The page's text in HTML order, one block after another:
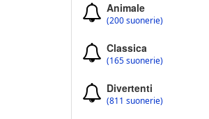
Animale
(200 suonerie)
Classica
(165 suonerie)
Divertenti
(811 suonerie)